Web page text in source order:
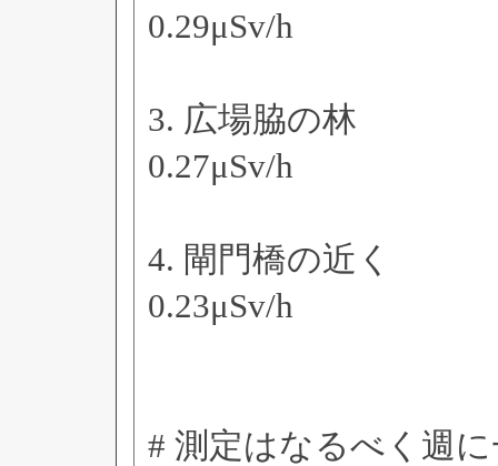
0.29μSv/h
3. 広場脇の林
0.27μSv/h
4. 閘門橋の近く
0.23μSv/h
# 測定はなるべく週